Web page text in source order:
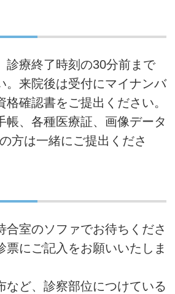
診療終了時刻の30分前まで
。来院後は受付にマイナンバ
格確認書をご提出ください。
帳、各種医療証、画像データ
方は一緒にご提出くださ
合室のソファでお待ちくださ
票にご記入をお願いいたしま
など、診察部位につけている